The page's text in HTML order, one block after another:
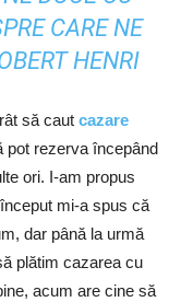
CARE NE
HENRI
să caut cazare
pot rezerva începând
ori. I-am propus
mi-a spus că
dar până la urmă
plătim cazarea cu
acum are cine să